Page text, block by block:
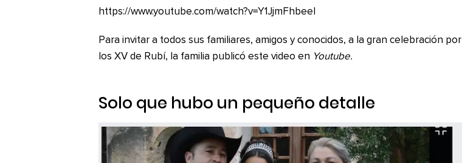
https://www.youtube.com/watch?v=Y1JjmFhbeeI
Para invitar a todos sus familiares, amigos y conocidos, a la gran celebración por
los XV de Rubí, la familia publicó este video en Youtube.
Solo que hubo un pequeño detalle